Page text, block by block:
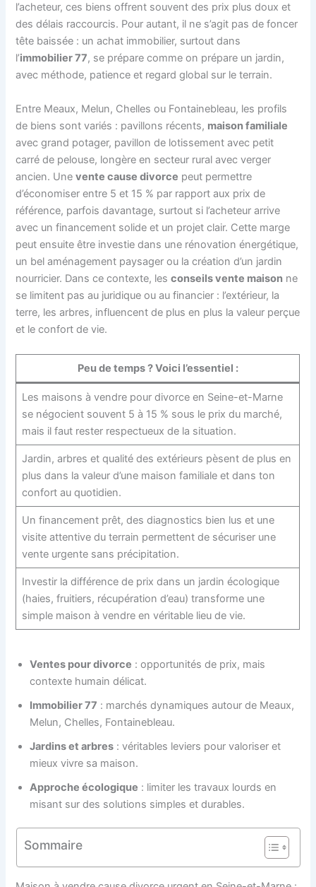
l’acheteur, ces biens offrent souvent des prix plus doux et
des délais raccourcis. Pour autant, il ne s’agit pas de foncer
tête baissée : un achat immobilier, surtout dans
l’immobilier 77, se prépare comme on prépare un jardin,
avec méthode, patience et regard global sur le terrain.
Entre Meaux, Melun, Chelles ou Fontainebleau, les profils
de biens sont variés : pavillons récents, maison familiale
avec grand potager, pavillon de lotissement avec petit
carré de pelouse, longère en secteur rural avec verger
ancien. Unevente cause divorce peut permettre
d’économiser entre 5 et 15 % par rapport aux prix de
référence, parfois davantage, surtout si l’acheteur arrive
avec un financement solide et un projet clair. Cette marge
peut ensuite être investie dans une rénovation énergétique,
un bel aménagement paysager ou la création d’un jardin
nourricier. Dans ce contexte, lesconseils vente maison ne
se limitent pas au juridique ou au financier : l’extérieur, la
terre, les arbres, influencent de plus en plus la valeur perçue
et le confort de vie.
Peu de temps ? Voici l’essentiel :
Les maisons à vendre pour divorce en Seine-et-Marne
se négocient souvent 5 à 15 % sous le prix du marché,
mais il faut rester respectueux de la situation.
Jardin, arbres et qualité des extérieurs pèsent de plus en
plus dans la valeur d’une maison familiale et dans ton
confort au quotidien.
Un financement prêt, des diagnostics bien lus et une
visite attentive du terrain permettent de sécuriser une
vente urgente sans précipitation.
Investir la différence de prix dans un jardin écologique
(haies, fruitiers, récupération d’eau) transforme une
simple maison à vendre en véritable lieu de vie.
Ventes pour divorce : opportunités de prix, mais
contexte humain délicat.
Immobilier 77 : marchés dynamiques autour de Meaux,
Melun, Chelles, Fontainebleau.
Jardins et arbres : véritables leviers pour valoriser et
mieux vivre sa maison.
Approche écologique : limiter les travaux lourds en
misant sur des solutions simples et durables.
Sommaire